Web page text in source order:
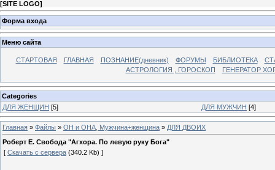
[SITE LOGO]
Форма входа
Меню сайта
СТАРТОВАЯ ГЛАВНАЯ ПОЗНАНИЕ(дневник) ФОРУМЫ БИБЛИОТЕКА
АСТРОЛОГИЯ , ГОРОСКОП
ГЕНЕРАТОР
Categories
ДЛЯ ЖЕНЩИН [5] ДЛЯ МУЖЧИН [4]
Главная » Файлы » ОН и ОНА, Мужчина+женщина » ДЛЯ ДВОИХ
Роберт Е. Свобода "Агхора. По левую руку Бога"
[ Скачать с сервера (340.2 Kb) ]